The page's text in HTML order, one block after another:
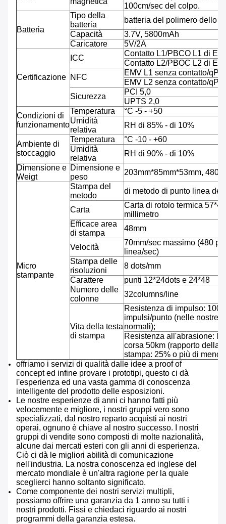
100cm/sec del colpo.
Batteria
Tipo della
batteria
batteria del polimero dello
Capacità
3.7V, 5800mAh
Caricatore
5V/2A
Certificazione
ICC
Contatto L1/PBCO L1 di
Contatto L2/PBOC L2 di
NFC
EMV L1 senza contatto/
EMV L2 senza contatto/
Sicurezza
PCI 5,0
UPTS 2,0
Condizioni di
funzionamento
Temperatura
°C -5 - +50
Umidità
relativa
RH di 85% - di 10%
Ambiente di
stoccaggio
Temperatura
°C -10 - +60
Umidità
relativa
RH di 90% - di 10%
Dimensione e
Weigt
Dimensione e
peso
203mm*85mm*53mm,
Micro
stampante
Stampa del
metodo
di metodo di punto linea del
Carta
Carta di rotolo termica
millimetro
Efficace area
di stampa
48mm
Velocità
70mm/sec massimo (480
linea/sec)
Stampa delle
risoluzioni
8 dots/mm
Carattere
punti 12*24dots e 24*48
Numero delle
colonne
32columns/line
Vita della testa
di stampa
Resistenza di impulso: 100
impulsi/punto (nelle nostre
normali);
Resistenza all'abrasione:
corsa 50km (rapporto della
stampa: 25% o più di meno)
offriamo i servizi di qualità dalle idee a proof of
concept ed infine provare i prototipi, questo ci dà
l'esperienza ed una vasta gamma di conoscenza
intelligente del prodotto delle esposizioni.
Le nostre esperienze di anni ci hanno fatti più
velocemente e migliore, i nostri gruppi vero sono
specializzati, dal nostro reparto acquisti ai nostri
operai, ognuno è chiave al nostro successo. I nostri
gruppi di vendite sono composti di molte nazionalità,
alcune dai mercati esteri con gli anni di esperienza.
Ciò ci dà le migliori abilità di comunicazione
nell'industria. La nostra conoscenza ed inglese del
mercato mondiale è un'altra ragione per la quale
sceglierci hanno soltanto significato.
Come componente dei nostri servizi multipli,
possiamo offrire una garanzia da 1 anno su tutti i
nostri prodotti. Fissi e chiedaci riguardo ai nostri
programmi della garanzia estesa.